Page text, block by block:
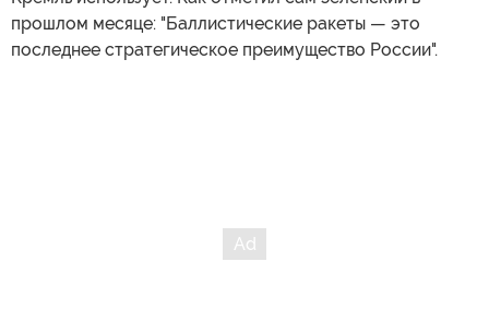
прошлом месяце: "Баллистические ракеты — это
последнее стратегическое преимущество России".